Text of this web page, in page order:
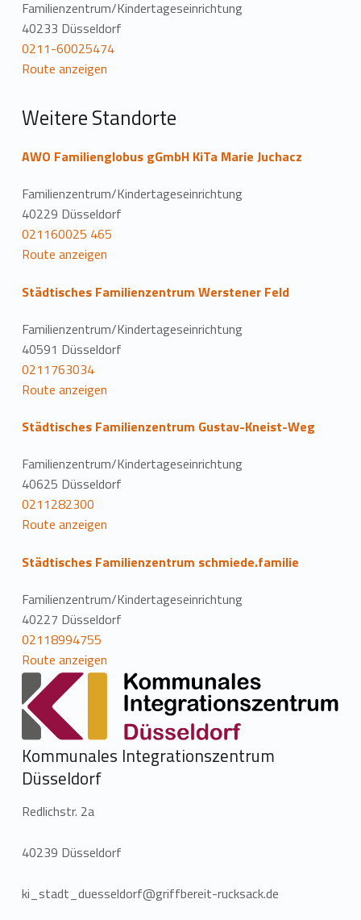
a
t
i
o
n
Familienzentrum/Kindertageseinrichtung
40233 Düsseldorf
0211-60025474
Route anzeigen
Weitere Standorte
AWO Familienglobus gGmbH KiTa Marie Juchacz
Familienzentrum/Kindertageseinrichtung
40229 Düsseldorf
021160025 465
Route anzeigen
Städtisches Familienzentrum Werstener Feld
Familienzentrum/Kindertageseinrichtung
40591 Düsseldorf
0211763034
Route anzeigen
Städtisches Familienzentrum Gustav-Kneist-Weg
Familienzentrum/Kindertageseinrichtung
40625 Düsseldorf
0211282300
Route anzeigen
Städtisches Familienzentrum schmiede.familie
Familienzentrum/Kindertageseinrichtung
40227 Düsseldorf
02118994755
Route anzeigen
Kommunales Integrationszentrum
Düsseldorf
Redlichstr. 2a
40239 Düsseldorf
ki_stadt_duesseldorf@griffbereit-rucksack.de